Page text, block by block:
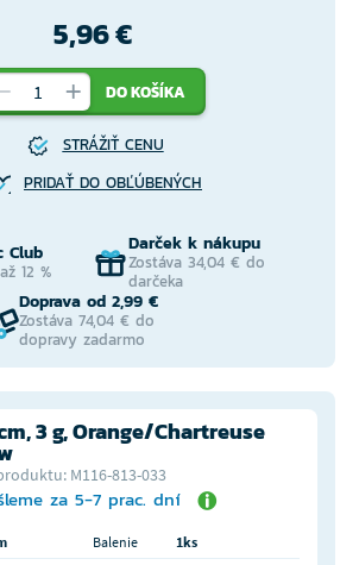
5,96 €
DO KOŠÍKA
STRÁŽIŤ CENU
PRIDAŤ DO OBĽÚBENÝCH
Club
12 %
Darček k nákupu
Zostáva 34,04 € do
darčeka
Doprava od 2,99 €
Zostáva 74,04 € do
dopravy zadarmo
3 g, Orange/Chartreuse
M116-813-033
za 5-7 prac. dní
Balenie
1ks